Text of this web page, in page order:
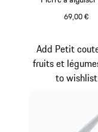
69,00 €
Add Petit
fruits et
to wishlist